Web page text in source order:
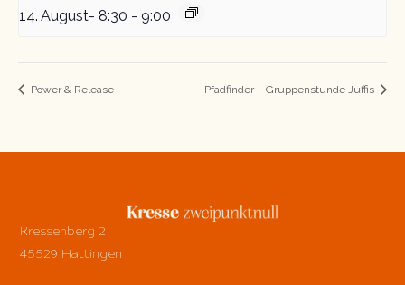
14. August- 8:30 - 9:00
Power & Release Pfadfinder – Gruppenstunde Juffis
Kressenberg 2
45529 Hattingen